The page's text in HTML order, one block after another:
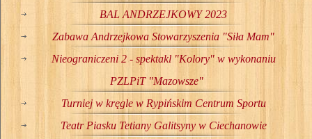
BAL ANDRZEJKOWY 2023
Zabawa Andrzejkowa Stowarzyszenia "Siła Mam"
Nieograniczeni 2 - spektakl "Kolory" w wykonaniu
PZLPiT "Mazowsze"
Turniej w kręgle w Rypińskim Centrum Sportu
Teatr Piasku Tetiany Galitsyny w Ciechanowie